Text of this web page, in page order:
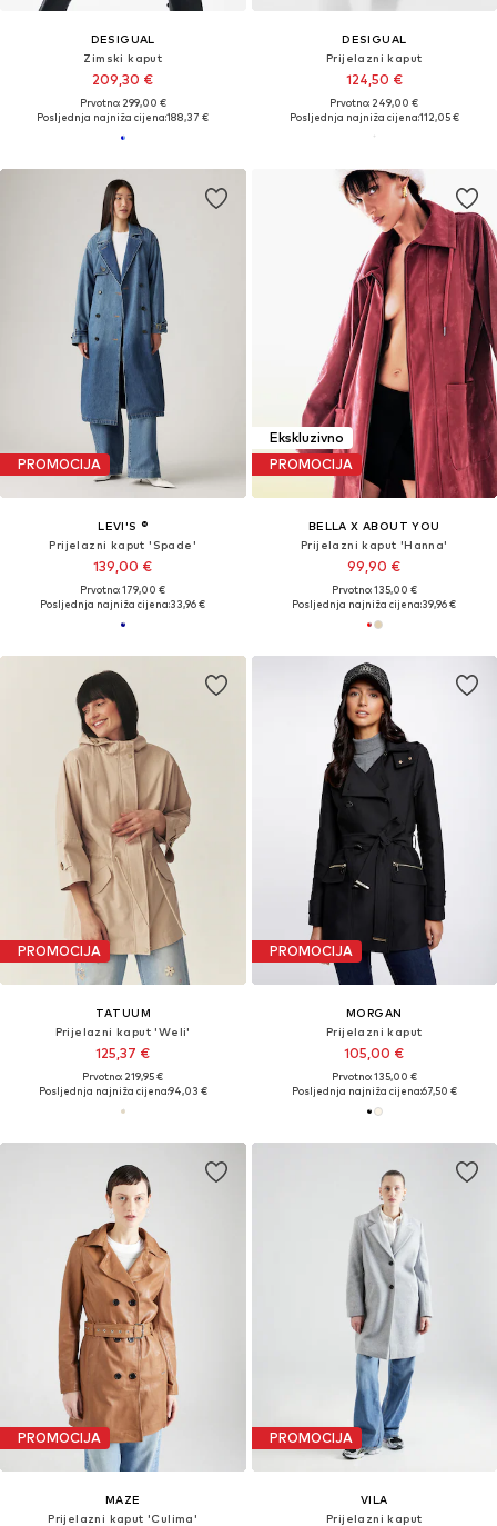
DESIGUAL
Zimski kaput
209,30 €
Prvotno: 299,00 €
Posljednja najniža cijena:188,37 €
DESIGUAL
Prijelazni kaput
124,50 €
Prvotno: 249,00 €
Posljednja najniža cijena:112,05 €
PROMOCIJA
LEVI'S ®
Prijelazni kaput 'Spade'
139,00 €
Prvotno: 179,00 €
Posljednja najniža cijena:33,96 €
Ekskluzivno
PROMOCIJA
BELLA X ABOUT YOU
Prijelazni kaput 'Hanna'
99,90 €
Prvotno: 135,00 €
Posljednja najniža cijena:39,96 €
PROMOCIJA
TATUUM
Prijelazni kaput 'Weli'
125,37 €
Prvotno: 219,95 €
Posljednja najniža cijena:94,03 €
PROMOCIJA
MORGAN
Prijelazni kaput
105,00 €
Prvotno: 135,00 €
Posljednja najniža cijena:67,50 €
PROMOCIJA
MAZE
Prijelazni kaput 'Culima'
PROMOCIJA
VILA
Prijelazni kaput